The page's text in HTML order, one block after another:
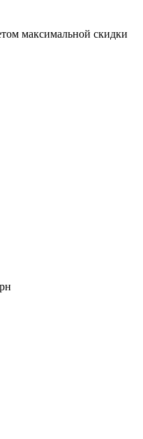
максимальной скидки